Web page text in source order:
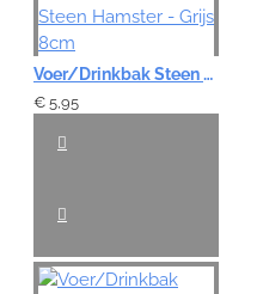
Note:
Waardering:
Slecht
Voer/Drinkbak Steen Hamster - Grijs 8cm
€ 5,95